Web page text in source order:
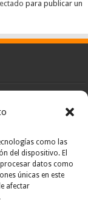
como las
del dispositivo. El
datos como
únicas en este
afectar
para publicar un